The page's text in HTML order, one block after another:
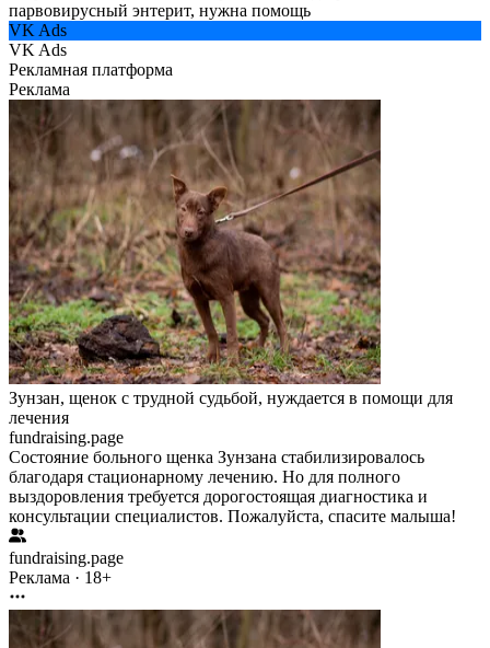
парвовирусный энтерит, нужна помощь
VK Ads
VK Ads
Рекламная платформа
Реклама
Зунзан, щенок с трудной судьбой, нуждается в помощи для
лечения
fundraising.page
Состояние больного щенка Зунзана стабилизировалось
благодаря стационарному лечению. Но для полного
выздоровления требуется дорогостоящая диагностика и
консультации специалистов. Пожалуйста, спасите малыша!
fundraising.page
Реклама · 18+